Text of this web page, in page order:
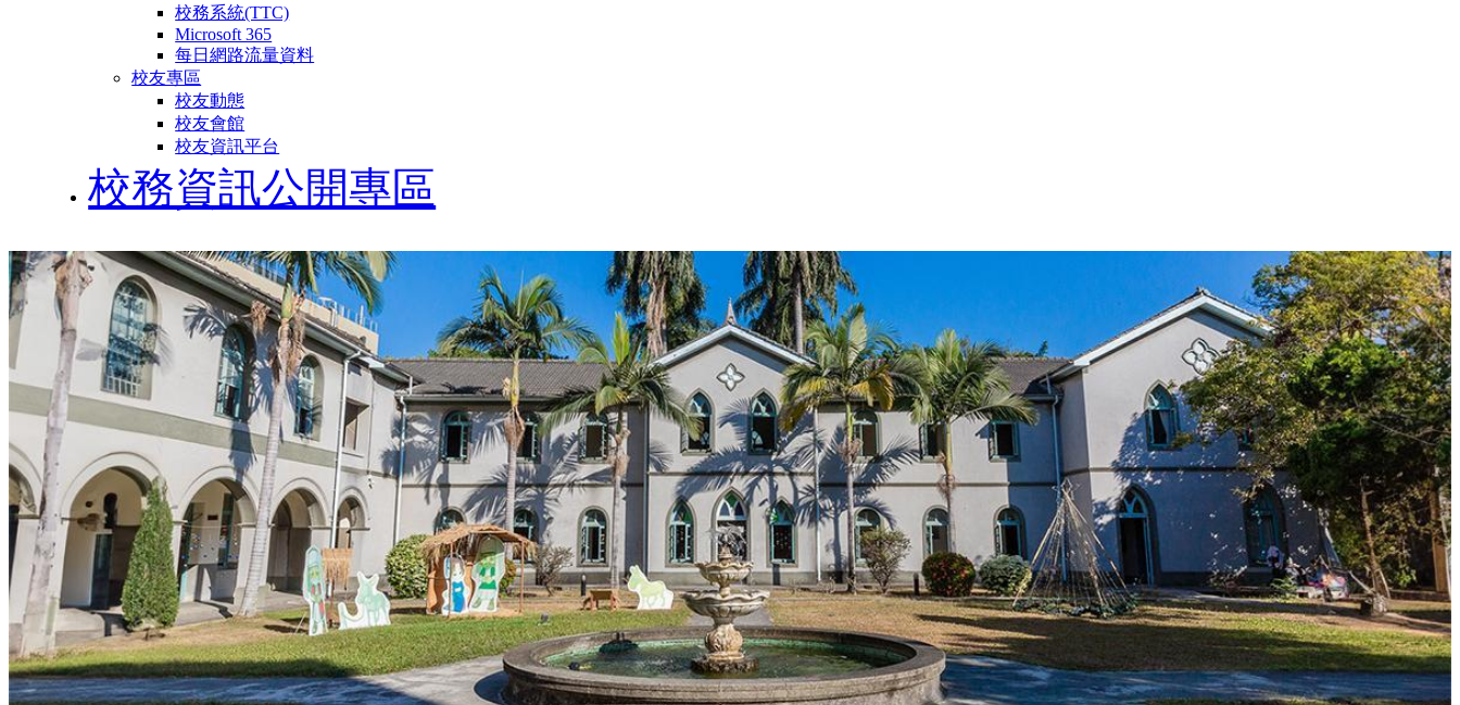
校務系統(TTC)
Microsoft 365
每日網路流量資料
校友專區
校友動態
校友會館
校友資訊平台
校務資訊公開專區